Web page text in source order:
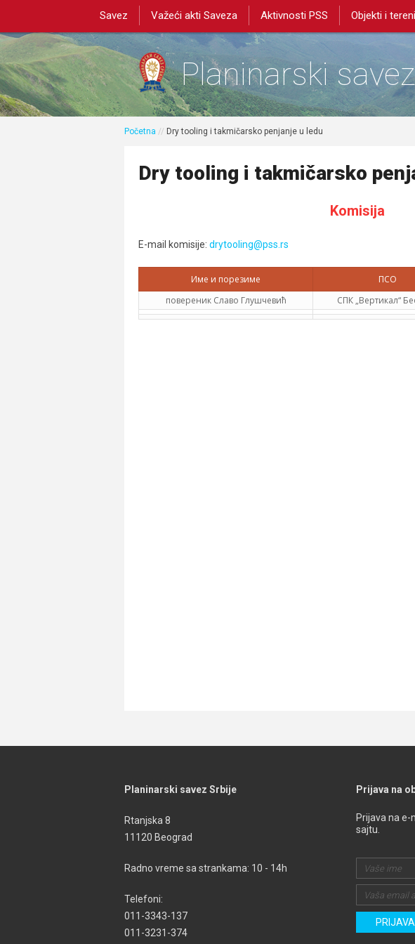
Savez Važeći akti Saveza Aktivnosti PSS Objekti i tereni
Planinarski
Početna // Dry tooling i takmičarsko penjanje u ledu
Dry tooling i takmičarsko
Komisija
E-mail komisije: drytooling@pss.rs
Име и порезиме ПСО
повереник Славо Глушчевић
СПК „Вертикал“
Planinarski savez Srbije
Rtanjska 8
11120 Beograd
Radno vreme sa strankama: 10 - 14h
Telefoni:
011-3343-137
011-3231-374
Prijava na
Prijava na
sajtu.